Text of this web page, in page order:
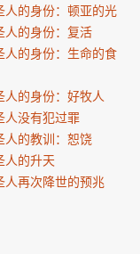
人的身份：顿亚的光
人的身份：复活
人的身份：生命的食
人的身份：好牧人
人没有犯过罪
人的教训：恕饶
人的升天
人再次降世的预兆